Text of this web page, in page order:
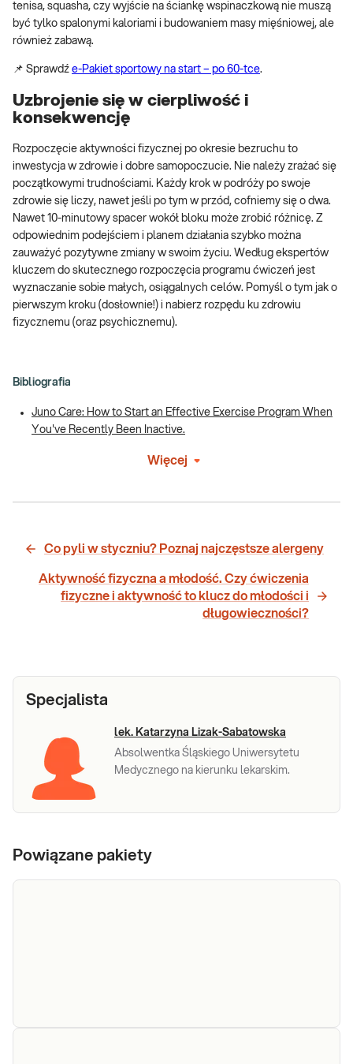
tenisa, squasha, czy wyjście na ściankę wspinaczkową nie muszą
być tylko spalonymi kaloriami i budowaniem masy mięśniowej, ale
również zabawą.
📌 Sprawdź e-Pakiet sportowy na start – po 60-tce.
Uzbrojenie się w cierpliwość i
konsekwencję
Rozpoczęcie aktywności fizycznej po okresie bezruchu to
inwestycja w zdrowie i dobre samopoczucie. Nie należy zrażać się
początkowymi trudnościami. Każdy krok w podróży po swoje
zdrowie się liczy, nawet jeśli po tym w przód, cofniemy się o dwa.
Nawet 10-minutowy spacer wokół bloku może zrobić różnicę. Z
odpowiednim podejściem i planem działania szybko można
zauważyć pozytywne zmiany w swoim życiu. Według ekspertów
kluczem do skutecznego rozpoczęcia programu ćwiczeń jest
wyznaczanie sobie małych, osiągalnych celów. Pomyśl o tym jak o
pierwszym kroku (dosłownie!) i nabierz rozpędu ku zdrowiu
fizycznemu (oraz psychicznemu).
Bibliografia
Juno Care: How to Start an Effective Exercise Program When
You've Recently Been Inactive.
Więcej
Co pyli w styczniu? Poznaj najczęstsze alergeny
Aktywność fizyczna a młodość. Czy ćwiczenia
fizyczne i aktywność to klucz do młodości i
długowieczności?
Specjalista
lek. Katarzyna Lizak-Sabatowska
Absolwentka Śląskiego Uniwersytetu
Medycznego na kierunku lekarskim.
Powiązane pakiety